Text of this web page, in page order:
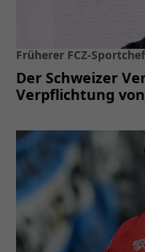
Früherer FCZ-Sportchef
Der Schweizer
Verpflichtung